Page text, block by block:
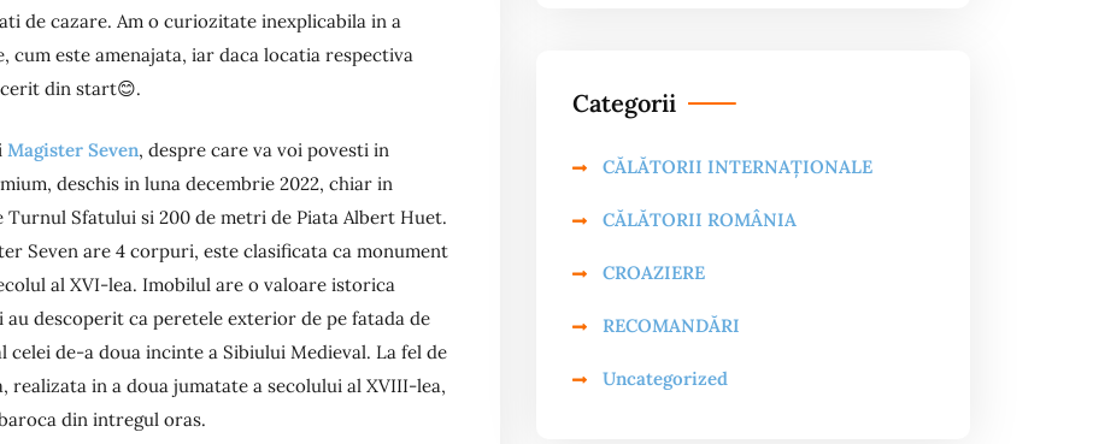
de cazare. Am o curiozitate inexplicabila in a
cum este amenajata, iar daca locatia respectiva
din start😊.
Magister Seven, despre care va voi povesti in
deschis in luna decembrie 2022, chiar in
Sfatului si 200 de metri de Piata Albert Huet.
Seven are 4 corpuri, este clasificata ca monument
al XVI-lea. Imobilul are o valoare istorica
descoperit ca peretele exterior de pe fatada de
de-a doua incinte a Sibiului Medieval. La fel de
in a doua jumatate a secolului al XVIII-lea,
din intregul oras.
Categorii
CĂLĂTORII INTERNAȚIONALE
CĂLĂTORII ROMÂNIA
CROAZIERE
RECOMANDĂRI
Uncategorized